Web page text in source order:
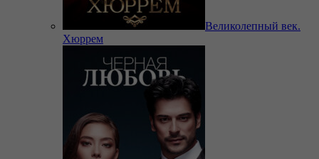
Великолепный век.
Хюррем